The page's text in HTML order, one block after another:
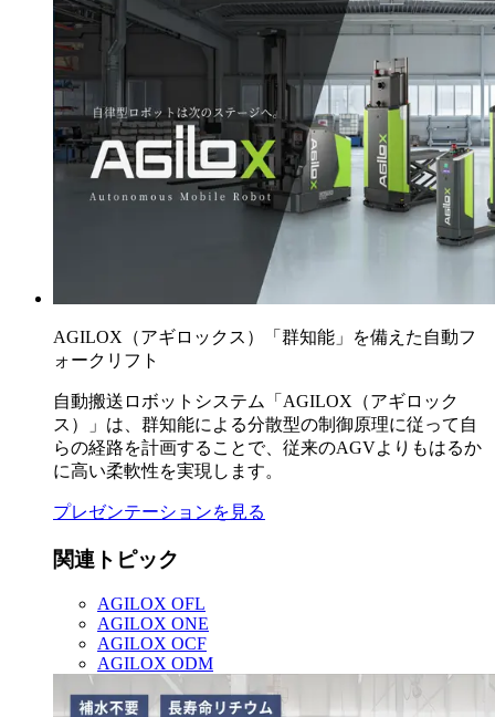
AGILOX（アギロックス）「群知能」を備えた自動フ
ォークリフト
自動搬送ロボットシステム「AGILOX（アギロック
ス）」は、群知能による分散型の制御原理に従って自
らの経路を計画することで、従来のAGVよりもはるか
に高い柔軟性を実現します。
プレゼンテーションを見る
関連トピック
AGILOX OFL
AGILOX ONE
AGILOX OCF
AGILOX ODM